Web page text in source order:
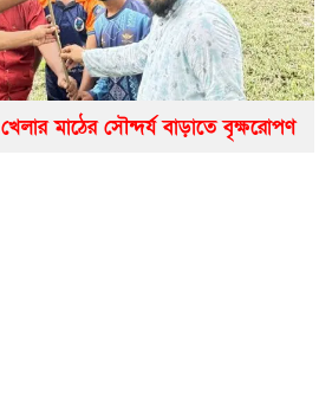
খেলার মাঠের সৌন্দর্য বাড়াতে বৃক্ষরোপণ